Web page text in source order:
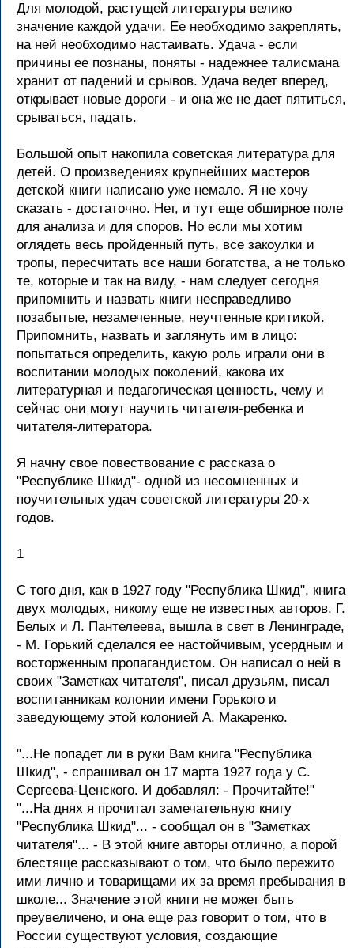
Для молодой, растущей литературы велико
значение каждой удачи. Ее необходимо закреплять,
на ней необходимо настаивать. Удача - если
причины ее познаны, поняты - надежнее талисмана
хранит от падений и срывов. Удача ведет вперед,
открывает новые дороги - и она же не дает пятиться,
срываться, падать.
Большой опыт накопила советская литература для
детей. О произведениях крупнейших мастеров
детской книги написано уже немало. Я не хочу
сказать - достаточно. Нет, и тут еще обширное поле
для анализа и для споров. Но если мы хотим
оглядеть весь пройденный путь, все закоулки и
тропы, пересчитать все наши богатства, а не только
те, которые и так на виду, - нам следует сегодня
припомнить и назвать книги несправедливо
позабытые, незамеченные, неучтенные критикой.
Припомнить, назвать и заглянуть им в лицо:
попытаться определить, какую роль играли они в
воспитании молодых поколений, какова их
литературная и педагогическая ценность, чему и
сейчас они могут научить читателя-ребенка и
читателя-литератора.
Я начну свое повествование с рассказа о
"Республике Шкид"- одной из несомненных и
поучительных удач советской литературы 20-х
годов.
1
С того дня, как в 1927 году "Реcпублика Шкид", книга
двух молодых, никому еще не известных авторов, Г.
Белых и Л. Пантелеева, вышла в свет в Ленинграде,
- М. Горький сделался ее настойчивым, усердным и
восторженным пропагандистом. Он написал о ней в
своих "Заметках читателя", писал друзьям, писал
воспитанникам колонии имени Горького и
заведующему этой колонией А. Макаренко.
"...Не попадет ли в руки Вам книга "Республика
Шкид", - спрашивал он 17 марта 1927 года у С.
Сергеева-Ценского. И добавлял: - Прочитайте!"
"...На днях я прочитал замечательную книгу
"Республика Шкид"... - сообщал он в "Заметках
читателя"... - В этой книге авторы отлично, а порой
блестяще рассказывают о том, что было пережито
ими лично и товарищами их за время пребывания в
школе... Значение этой книги не может быть
преувеличено, и она еще раз говорит о том, что в
России существуют условия, создающие